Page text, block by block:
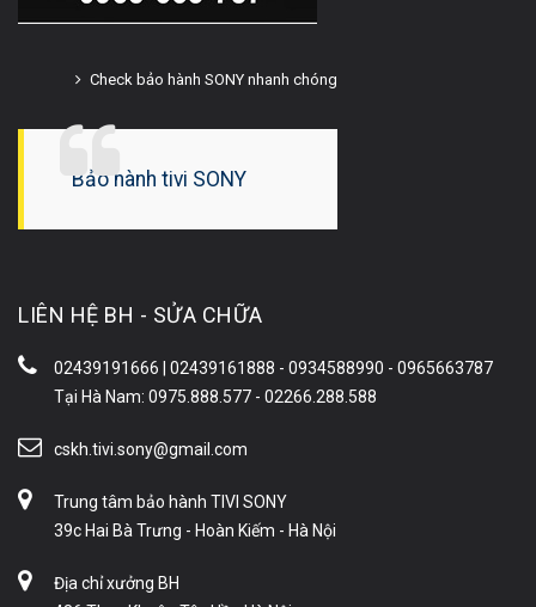
Check bảo hành SONY nhanh chóng
Bảo hành tivi SONY
LIÊN HỆ BH - SỬA CHỮA
02439191666 | 02439161888 - 0934588990 - 0965663787
Tại Hà Nam: 0975.888.577 - 02266.288.588
cskh.tivi.sony@gmail.com
Trung tâm bảo hành TIVI SONY
39c Hai Bà Trưng - Hoàn Kiếm - Hà Nội
Địa chỉ xưởng BH